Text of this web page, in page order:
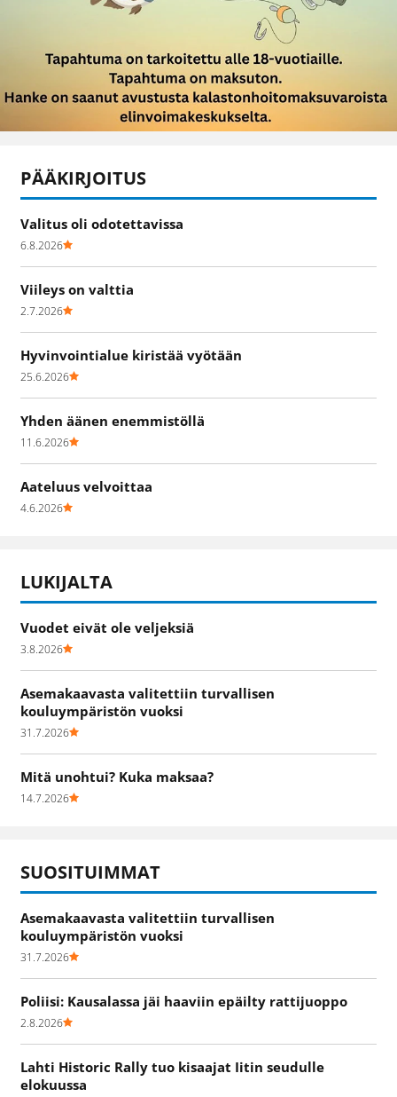
PÄÄKIRJOITUS
Valitus oli odotettavissa
6.8.2026
Viileys on valttia
2.7.2026
Hyvinvointialue kiristää vyötään
25.6.2026
Yhden äänen enemmistöllä
11.6.2026
Aateluus velvoittaa
4.6.2026
LUKIJALTA
Vuodet eivät ole veljeksiä
3.8.2026
Asemakaavasta valitettiin turvallisen
kouluympäristön vuoksi
31.7.2026
Mitä unohtui? Kuka maksaa?
14.7.2026
SUOSITUIMMAT
Asemakaavasta valitettiin turvallisen
kouluympäristön vuoksi
31.7.2026
Poliisi: Kausalassa jäi haaviin epäilty rattijuoppo
2.8.2026
Lahti Historic Rally tuo kisaajat Iitin seudulle
elokuussa